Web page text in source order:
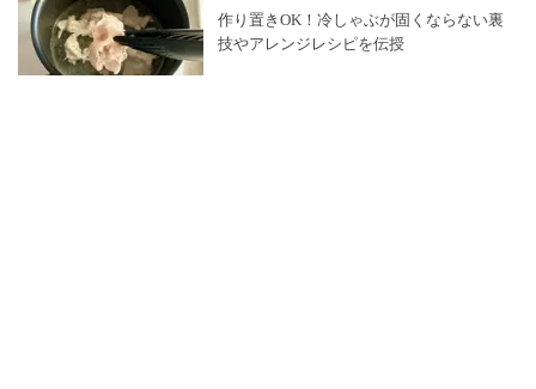
作り置きOK！冷しゃぶが固くならない裏
技やアレンジレシピを伝授